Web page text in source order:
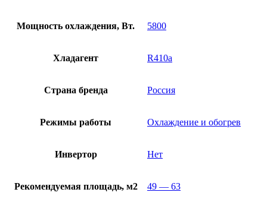
Мощность охлаждения, Вт. 5800
Хладагент R410a
Страна бренда Россия
Режимы работы Охлаждение и обогрев
Инвертор Нет
Рекомендуемая площадь, м2 49 — 63